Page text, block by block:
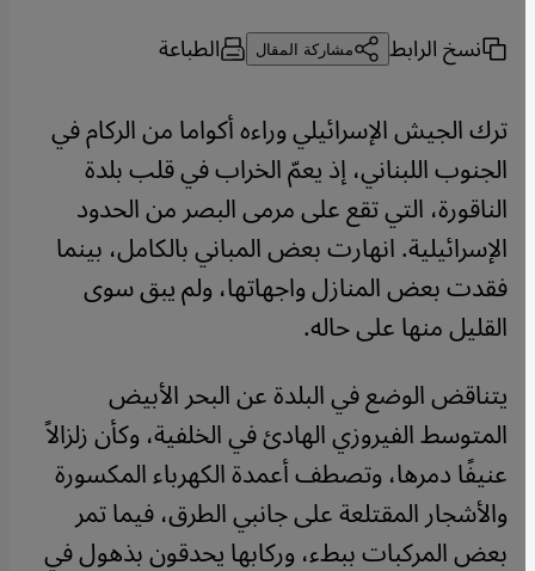
نسخ الرابط مشاركة المقال الطباعة
ترك الجيش الإسرائيلي وراءه أكواما من الركام في
الجنوب اللبناني، إذ يعمّ الخراب في قلب بلدة
الناقورة، التي تقع على مرمى البصر من الحدود
الإسرائيلية. انهارت بعض المباني بالكامل، بينما
فقدت بعض المنازل واجهاتها، ولم يبق سوى
القليل منها على حاله.
يتناقض الوضع في البلدة عن البحر الأبيض
المتوسط الفيروزي الهادئ في الخلفية، وكأن زلزالاً
عنيفًا دمرها، وتصطف أعمدة الكهرباء المكسورة
والأشجار المقتلعة على جانبي الطرق، فيما تمر
بعض المركبات ببطء، وركابها يحدقون بذهول في